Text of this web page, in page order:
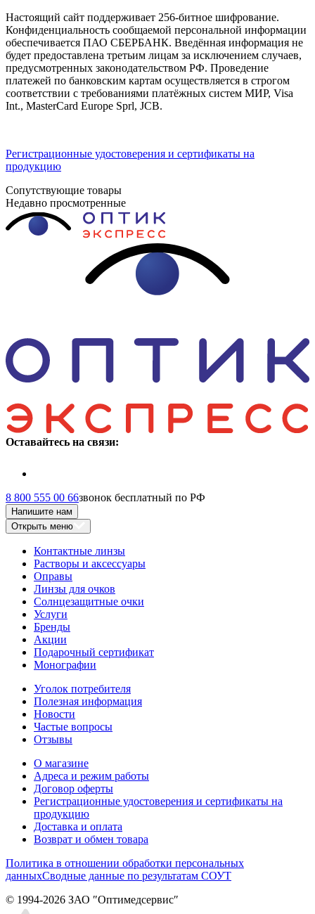
Настоящий сайт поддерживает 256-битное шифрование.
Конфиденциальность сообщаемой персональной информации
обеспечивается ПАО СБЕРБАНК. Введённая информация не
будет предоставлена третьим лицам за исключением случаев,
предусмотренных законодательством РФ. Проведение
платежей по банковским картам осуществляется в строгом
соответствии с требованиями платёжных систем МИР, Visa
Int., MasterCard Europe Sprl, JCB.
Регистрационные удостоверения и сертификаты на
продукцию
Сопутствующие товары
Недавно просмотренные
Оставайтесь на связи:
8 800 555 00 66звонок бесплатный по РФ
Напишите нам
Открыть меню
Контактные линзы
Растворы и аксессуары
Оправы
Линзы для очков
Солнцезащитные очки
Услуги
Бренды
Акции
Подарочный сертификат
Монографии
Уголок потребителя
Полезная информация
Новости
Частые вопросы
Отзывы
О магазине
Адреса и режим работы
Договор оферты
Регистрационные удостоверения и сертификаты на
продукцию
Доставка и оплата
Возврат и обмен товара
Политика в отношении обработки персональных
данныхСводные данные по результатам СОУТ
© 1994-2026 ЗАО ″Оптимедсервис″